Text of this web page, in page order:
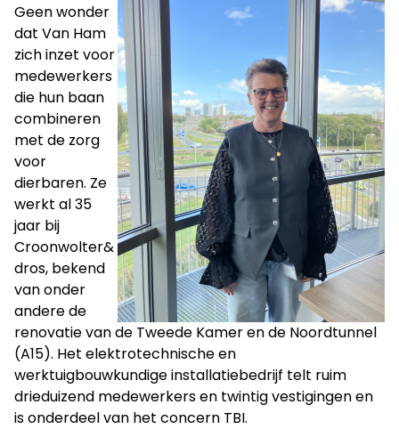
Geen wonder
dat Van Ham
zich inzet voor
medewerkers
die hun baan
combineren
met de zorg
voor
dierbaren. Ze
werkt al 35
jaar bij
Croonwolter&
dros, bekend
van onder
andere de
renovatie van de Tweede Kamer en de Noordtunnel
(A15). Het elektrotechnische en
werktuigbouwkundige installatiebedrijf telt ruim
drieduizend medewerkers en twintig vestigingen en
is onderdeel van het concern TBI.